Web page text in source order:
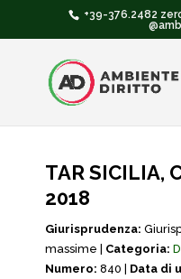
+39-376.2482
TAR SICILIA,
2018
Giurisprudenza:
massime | Categoria:
Numero: 840 | Data di